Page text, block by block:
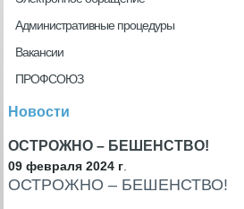
Административные процедуры
Вакансии
ПРОФСОЮЗ
Новости
ОСТРОЖНО – БЕШЕНСТВО!
09 февраля 2024 г.
ОСТРОЖНО – БЕШЕНСТВО!